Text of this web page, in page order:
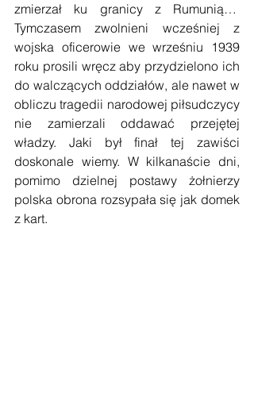
zmierzał ku granicy z Rumunią…
Tymczasem zwolnieni wcześniej z
wojska oficerowie we wrześniu 1939
roku prosili wręcz aby przydzielono ich
do walczących oddziałów, ale nawet w
obliczu tragedii narodowej piłsudczycy
nie zamierzali oddawać przejętej
władzy. Jaki był finał tej zawiści
doskonale wiemy. W kilkanaście dni,
pomimo dzielnej postawy żołnierzy
polska obrona rozsypała się jak domek
z kart.